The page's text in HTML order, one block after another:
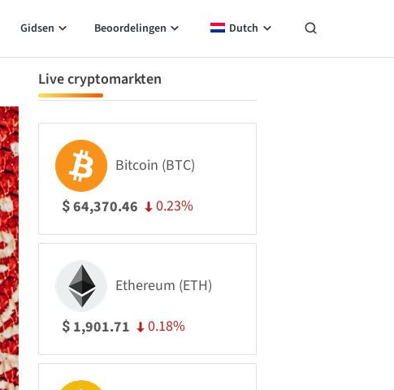
Gidsen Beoordelingen Dutch
Live cryptomarkten
Bitcoin (BTC)
$64,370.46 0.23%
Ethereum (ETH)
$ 1,901.71 0.18%